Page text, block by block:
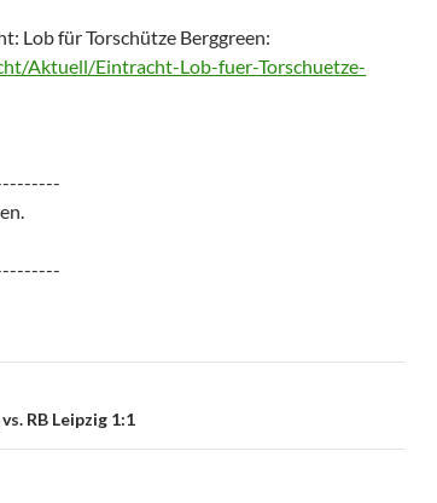
Lob für Torschütze Berggreen:
Aktuell/Eintracht-Lob-fuer-Torschuetze-
RB Leipzig 1:1